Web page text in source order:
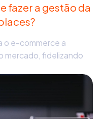
fazer a gestão da
o e-commerce a
mercado, fidelizando